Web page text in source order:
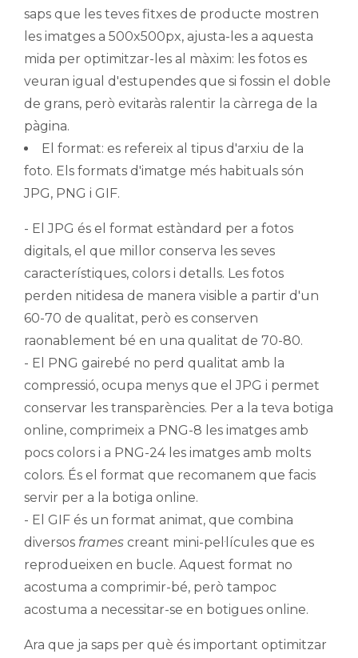
saps que les teves fitxes de producte mostren
les imatges a 500x500px, ajusta-les a aquesta
mida per optimitzar-les al màxim: les fotos es
veuran igual d'estupendes que si fossin el doble
de grans, però evitaràs ralentir la càrrega de la
pàgina.
El format: es refereix al tipus d'arxiu de la
foto. Els formats d'imatge més habituals són
JPG, PNG i GIF.
- El JPG és el format estàndard per a fotos
digitals, el que millor conserva les seves
característiques, colors i detalls. Les fotos
perden nitidesa de manera visible a partir d'un
60-70 de qualitat, però es conserven
raonablement bé en una qualitat de 70-80.
- El PNG gairebé no perd qualitat amb la
compressió, ocupa menys que el JPG i permet
conservar les transparències. Per a la teva botiga
online, comprimeix a PNG-8 les imatges amb
pocs colors i a PNG-24 les imatges amb molts
colors. És el format que recomanem que facis
servir per a la botiga online.
- El GIF és un format animat, que combina
diversos frames creant mini-pel·lícules que es
reprodueixen en bucle. Aquest format no
acostuma a comprimir-bé, però tampoc
acostuma a necessitar-se en botigues online.
Ara que ja saps per què és important optimitzar